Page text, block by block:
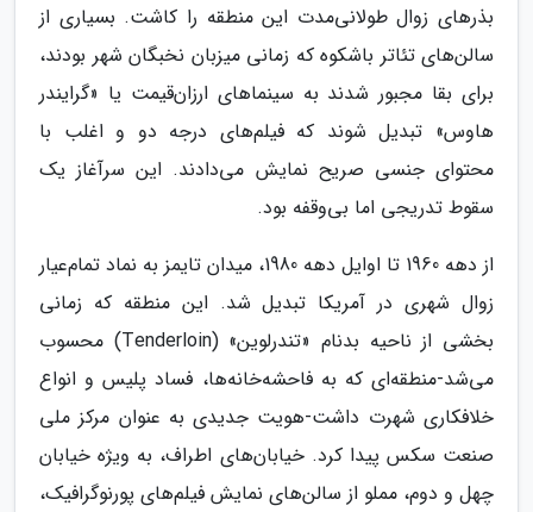
بذرهای زوال طولانی‌مدت این منطقه را کاشت. بسیاری از
سالن‌های تئاتر باشکوه که زمانی میزبان نخبگان شهر بودند،
برای بقا مجبور شدند به سینماهای ارزان‌قیمت یا «گرایندر
هاوس» تبدیل شوند که فیلم‌های درجه دو و اغلب با
محتوای جنسی صریح نمایش می‌دادند. این سرآغاز یک
سقوط تدریجی اما بی‌وقفه بود.
از دهه 1960 تا اوایل دهه 1980، میدان تایمز به نماد تمام‌عیار
زوال شهری در آمریکا تبدیل شد. این منطقه که زمانی
بخشی از ناحیه بدنام «تندرلوین» (Tenderloin) محسوب
می‌شد-منطقه‌ای که به فاحشه‌خانه‌ها، فساد پلیس و انواع
خلافکاری شهرت داشت-هویت جدیدی به عنوان مرکز ملی
صنعت سکس پیدا کرد. خیابان‌های اطراف، به ویژه خیابان
چهل و دوم، مملو از سالن‌های نمایش فیلم‌های پورنوگرافیک،